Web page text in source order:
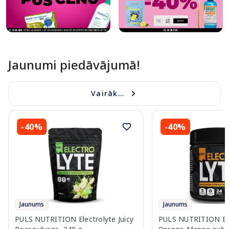
Jaunumi piedāvājumā!
Vairāk...
-40%
Jaunums
PULS NUTRITION Electrolyte Juicy
-40%
Jaunums
PULS NUTRITION